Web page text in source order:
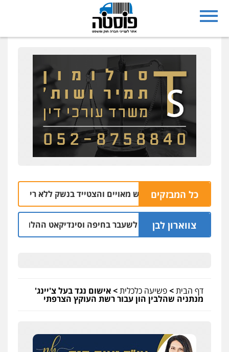
כל המבזקים
הנובה מרמלה חש מאויים והצטייד בנשק ללא רישיון
צווארון לבן
אישום: יו"ר ש"ס לשעבר בחיפה וסינדיקאט ההלוואות של
דף הבית>פשיעה כלכלית>אישום נגד בעל צ'יינג'
מנתניה שהלבין הון עבור רשת העוקץ הצרפתי